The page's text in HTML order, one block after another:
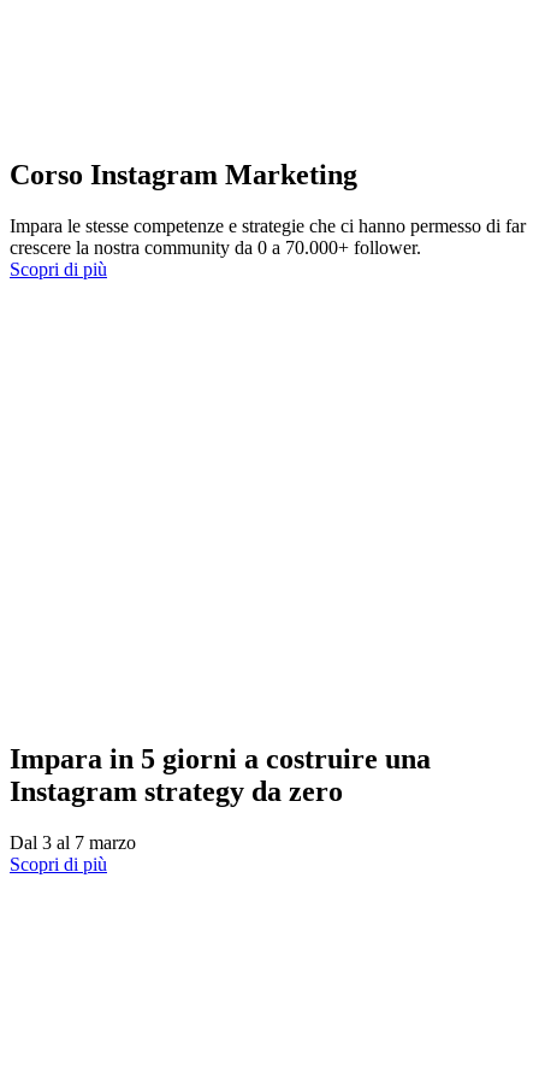
Corso Instagram Marketing
Impara le stesse competenze e strategie che ci hanno permesso di far
crescere la nostra community da 0 a 70.000+ follower.
Scopri di più
Impara in 5 giorni a costruire una
Instagram strategy da zero
Dal 3 al 7 marzo
Scopri di più